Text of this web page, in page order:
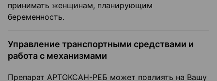
принимать женщинам, планирующим
беременность.
Управление транспортными средствами и
работа с механизмами
Препарат АРТОКСАН-РЕБ может повлиять на Вашу